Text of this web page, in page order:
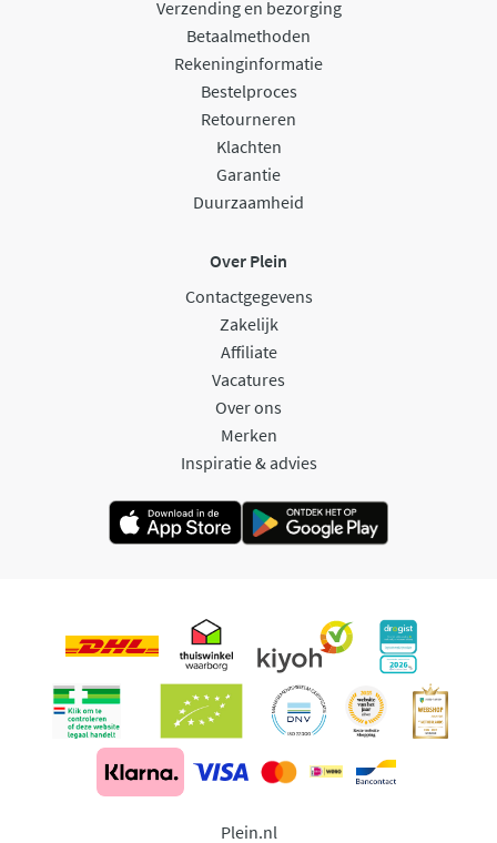
Verzending en bezorging
Betaalmethoden
Rekeninginformatie
Bestelproces
Retourneren
Klachten
Garantie
Duurzaamheid
Over Plein
Contactgegevens
Zakelijk
Affiliate
Vacatures
Over ons
Merken
Inspiratie & advies
Plein.nl